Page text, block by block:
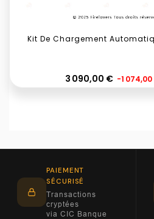
Kit De Chargement
3 090,00 € Prix
-1
PAIEMENT
SÉCURISÉ
Transactions
cryptées
via CIC Banque